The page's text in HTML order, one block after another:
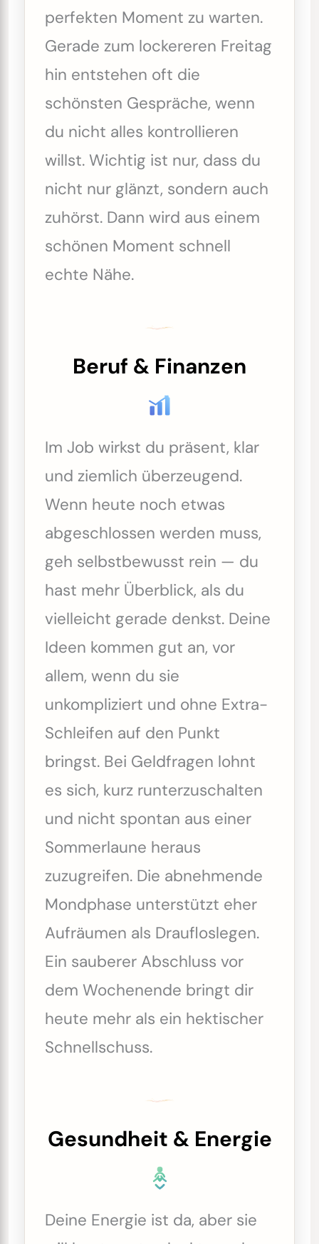
perfekten Moment zu warten.
Gerade zum lockereren Freitag
hin entstehen oft die
schönsten Gespräche, wenn
du nicht alles kontrollieren
willst. Wichtig ist nur, dass du
nicht nur glänzt, sondern auch
zuhörst. Dann wird aus einem
schönen Moment schnell
echte Nähe.
Beruf & Finanzen
Im Job wirkst du präsent, klar
und ziemlich überzeugend.
Wenn heute noch etwas
abgeschlossen werden muss,
geh selbstbewusst rein — du
hast mehr Überblick, als du
vielleicht gerade denkst. Deine
Ideen kommen gut an, vor
allem, wenn du sie
unkompliziert und ohne Extra-
Schleifen auf den Punkt
bringst. Bei Geldfragen lohnt
es sich, kurz runterzuschalten
und nicht spontan aus einer
Sommerlaune heraus
zuzugreifen. Die abnehmende
Mondphase unterstützt eher
Aufräumen als Draufloslegen.
Ein sauberer Abschluss vor
dem Wochenende bringt dir
heute mehr als ein hektischer
Schnellschuss.
Gesundheit & Energie
Deine Energie ist da, aber sie